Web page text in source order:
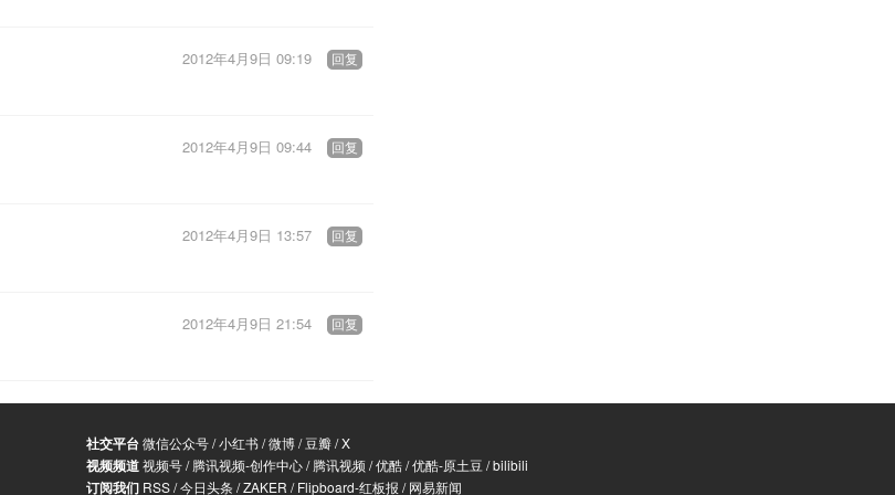
2012年4月9日 09:19 回复
2012年4月9日 09:44 回复
2012年4月9日 13:57 回复
2012年4月9日 21:54 回复
社交平台微信公众号/小红书/微博/豆瓣/X
视频频道视频号/腾讯视频-创作中心/腾讯视频/优酷/优酷-原土豆 /bilibili
订阅我们 RSS/今日头条 /ZAKER /Flipboard-红板报 /网易新闻